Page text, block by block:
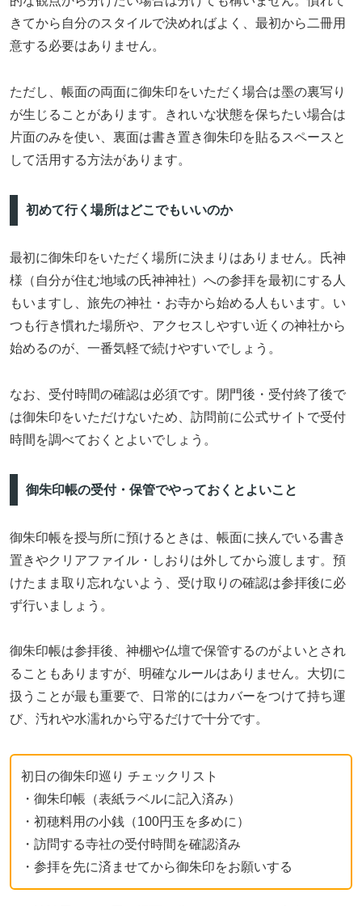
きてから自分のスタイルで決めればよく、最初から二冊用
意する必要はありません。
ただし、帳面の両面に御朱印をいただく場合は墨の裏写り
が生じることがあります。きれいな状態を保ちたい場合は
片面のみを使い、裏面は書き置き御朱印を貼るスペースと
して活用する方法があります。
初めて行く場所はどこでもいいのか
最初に御朱印をいただく場所に決まりはありません。氏神
様（自分が住む地域の氏神神社）への参拝を最初にする人
もいますし、旅先の神社・お寺から始める人もいます。い
つも行き慣れた場所や、アクセスしやすい近くの神社から
始めるのが、一番気軽で続けやすいでしょう。
なお、受付時間の確認は必須です。閉門後・受付終了後で
は御朱印をいただけないため、訪問前に公式サイトで受付
時間を調べておくとよいでしょう。
御朱印帳の受付・保管でやっておくとよいこと
御朱印帳を授与所に預けるときは、帳面に挟んでいる書き
置きやクリアファイル・しおりは外してから渡します。預
けたまま取り忘れないよう、受け取りの確認は参拝後に必
ず行いましょう。
御朱印帳は参拝後、神棚や仏壇で保管するのがよいとされ
ることもありますが、明確なルールはありません。大切に
扱うことが最も重要で、日常的にはカバーをつけて持ち運
び、汚れや水濡れから守るだけで十分です。
初日の御朱印巡り チェックリスト
・御朱印帳（表紙ラベルに記入済み）
・初穂料用の小銭（100円玉を多めに）
・訪問する寺社の受付時間を確認済み
・参拝を先に済ませてから御朱印をお願いする